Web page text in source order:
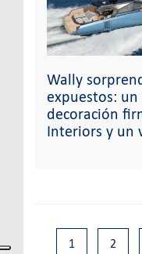
Wally
expuestos:
decoración
Interiors y un
1 2